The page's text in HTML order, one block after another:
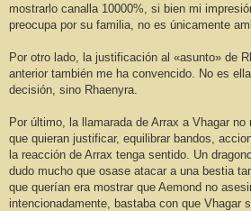
mostrarlo canalla 10000%, si bien mi
preocupa por su familia, no es únicamente
Por otro lado, la justificación al «asunto» de
anterior también me ha convencido. No es
decisión, sino Rhaenyra.
Por último, la llamarada de Arrax a Vhagar
que quieran justificar, equilibrar bandos,
la reacción de Arrax tenga sentido. Un
dudo mucho que osase atacar a una bestia
que querían era mostrar que Aemond no
intencionadamente, bastaba con que Vhagar